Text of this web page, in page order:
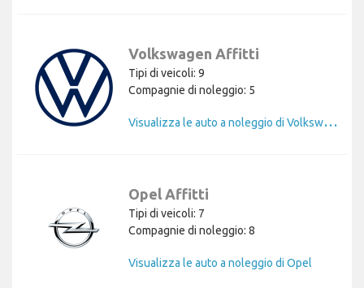
Volkswagen Affitti
Tipi di veicoli: 9
Compagnie di noleggio: 5
V
isualizza le auto a noleggio di Volkswagen
Opel Affitti
Tipi di veicoli: 7
Compagnie di noleggio: 8
Visualizza le auto a noleggio di Opel